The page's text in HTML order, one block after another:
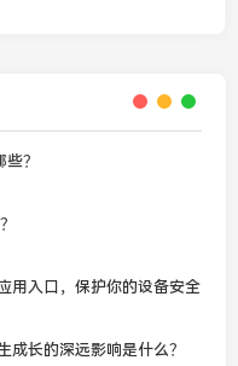
？
用入口，保护你的设备安全
成长的深远影响是什么？